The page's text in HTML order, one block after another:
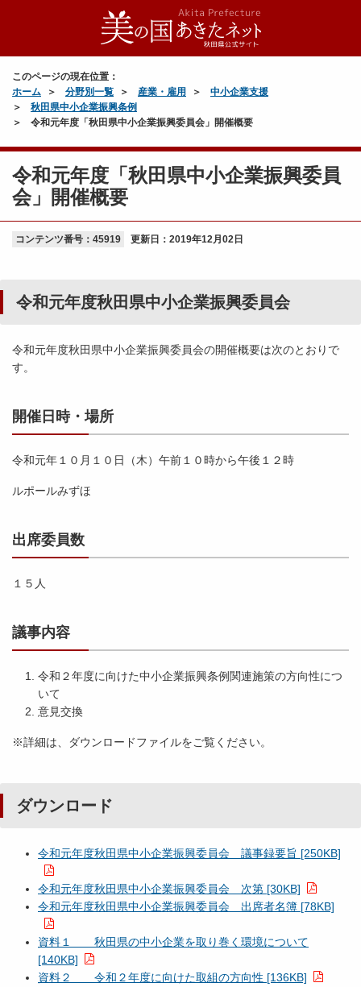
このページの現在位置：
ホーム
分野別一覧 産業・雇用
中小企業支援
秋田県中小企業振興条例
令和元年度「秋田県中小企業振興委員会」開催概要
令和元年度「秋田県中小企業振興委員
会」開催概要
コンテンツ番号：45919 更新日： 2019年12月02日
令和元年度秋田県中小企業振興委員会
令和元年度秋田県中小企業振興委員会の開催概要は次のとおりで
す。
開催日時・場所
令和元年１０月１０日（木）午前１０時から午後１２時
ルポールみずほ
出席委員数
１５人
議事内容
令和２年度に向けた中小企業振興条例関連施策の方向性につ
いて
意見交換
※詳細は、ダウンロードファイルをご覧ください。
ダウンロード
令和元年度秋田県中小企業振興委員会 議事録要旨 [250KB]
令和元年度秋田県中小企業振興委員会 次第 [30KB]
令和元年度秋田県中小企業振興委員会 出席者名簿 [78KB]
資料１ 秋田県の中小企業を取り巻く環境について
[140KB]
資料２ 令和２年度に向けた取組の方向性 [136KB]